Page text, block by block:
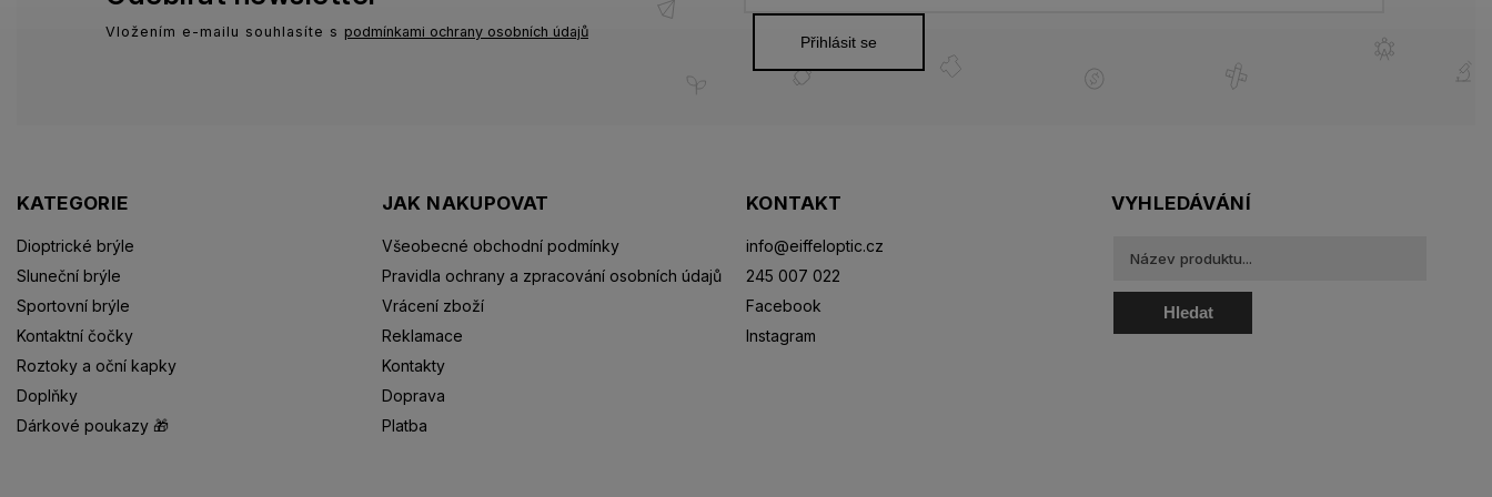
KATEGORIE
Dioptrické brýle
Sluneční brýle
Sportovní brýle
Kontaktní čočky
Roztoky a oční kapky
Doplňky
Dárkové poukazy 🎁
JAK NAKUPOVAT
Všeobecné obchodní podmínky
Pravidla ochrany a zpracování osobních údajů
Vrácení zboží
Reklamace
Kontakty
Doprava
Platba
KONTAKT
info@eiffeloptic.cz
245 007 022
Facebook
Instagram
Vložením e-mailu souhlasíte s podmínkami ochrany osobních údajů
Přihlásit se
VYHLEDÁVÁNÍ
Hledat